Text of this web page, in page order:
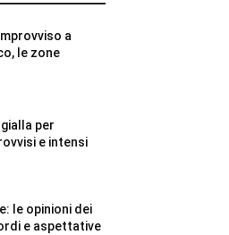
a
le zone
per
e intensi
le opinioni dei
e aspettative